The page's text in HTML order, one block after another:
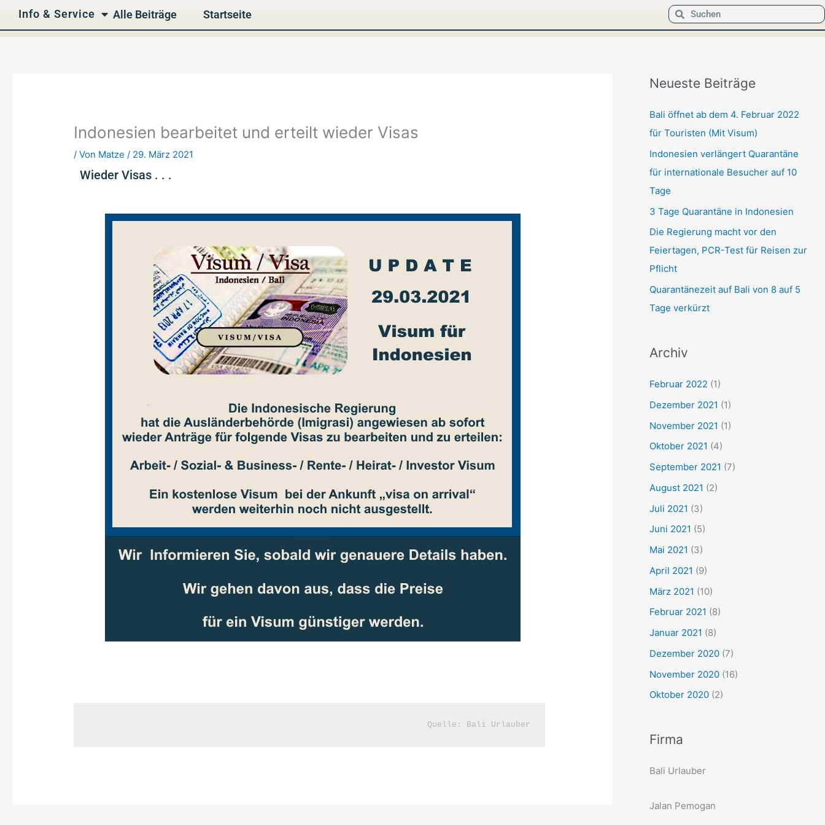
Info & Service Alle Beiträge Startseite SucheSuche
Indonesien bearbeitet und erteilt wieder Visas
/ Von Matze/ 29. März 2021
Wieder Visas . . .
Quelle: Bali Urlauber
Neueste Beiträge
Bali öffnet ab dem 4. Februar 2022
für Touristen (Mit Visum)
Indonesien verlängert Quarantäne
für internationale Besucher auf 10
Tage
3 Tage Quarantäne in Indonesien
Die Regierung macht vor den
Feiertagen, PCR-Test für Reisen zur
Pflicht
Quarantänezeit auf Bali von 8 auf 5
Tage verkürzt
Archiv
Februar 2022 (1)
Dezember 2021 (1)
November 2021 (1)
Oktober 2021 (4)
September 2021 (7)
August 2021 (2)
Juli 2021 (3)
Juni 2021 (5)
Mai 2021 (3)
April 2021 (9)
März 2021 (10)
Februar 2021 (8)
Januar 2021 (8)
Dezember 2020 (7)
November 2020 (16)
Oktober 2020 (2)
Firma
Bali Urlauber
Jalan Pemogan